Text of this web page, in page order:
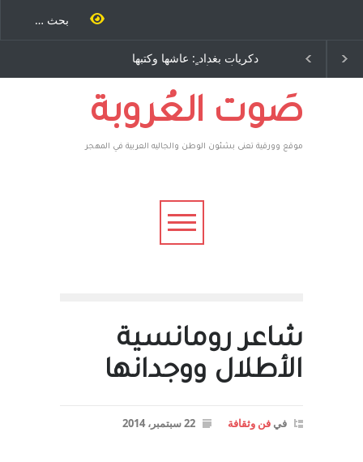
الاستيطان ومسلسل الخداع
المستمر - قلم : راسم عبيدات
ٍ: عاشها وكتبها
الامريكية
صَوت العُروبة
موقع وورقية تعنى بشئون الوطن والجاليه العربية في المهجر
شاعر رومانسية
الأطلال ووجدانها
في فن وثقافة 22 سبتمبر، 2014